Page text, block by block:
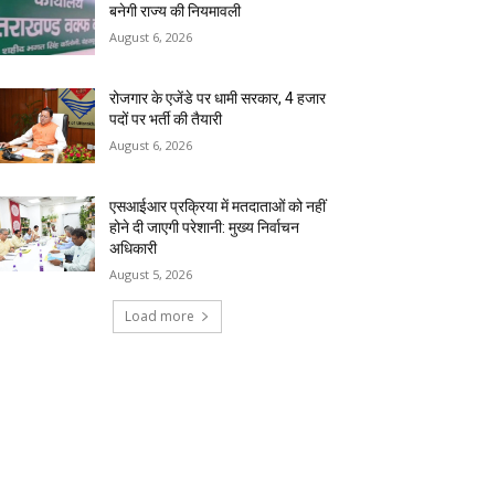
बनेगी राज्य की नियमावली
August 6, 2026
रोजगार के एजेंडे पर धामी सरकार, 4 हजार
पदों पर भर्ती की तैयारी
August 6, 2026
एसआईआर प्रक्रिया में मतदाताओं को नहीं
होने दी जाएगी परेशानी: मुख्य निर्वाचन
अधिकारी
August 5, 2026
Load more